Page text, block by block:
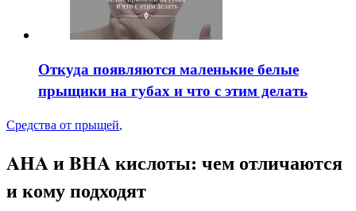
Откуда появляются маленькие белые
прыщики на губах и что с этим делать
Средства от прыщей,
AHA и BHA кислоты: чем отличаются
и кому подходят